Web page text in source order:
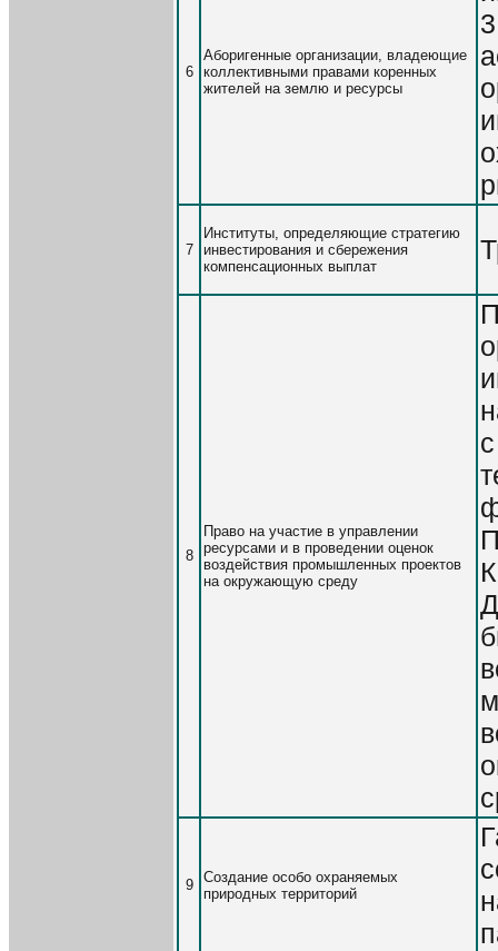
6
Аборигенные организации, владеющие
коллективными правами коренных
жителей на землю и ресурсы
7
Институты, определяющие стратегию
инвестирования и сбережения
компенсационных выплат
8
Право на участие в управлении
ресурсами и в проведении оценок
воздействия промышленных проектов
на окружающую среду
9
Создание особо охраняемых
природных территорий